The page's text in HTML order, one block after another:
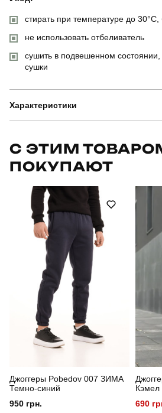
стирать при температуре до
не использовать отбеливатель
сушить в подвешенном
сушки
Характеристики
Модель pobedov 008
Артикул
Призначення
Країна - виробник
С ЭТИМ
ПОКУПАЮТ
Джоггеры Pobedov 007 ЗИМА
Темно-синий
950 грн.
Кэмел
690